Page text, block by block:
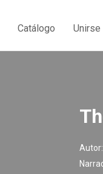
Catálogo Unirse
Autor: